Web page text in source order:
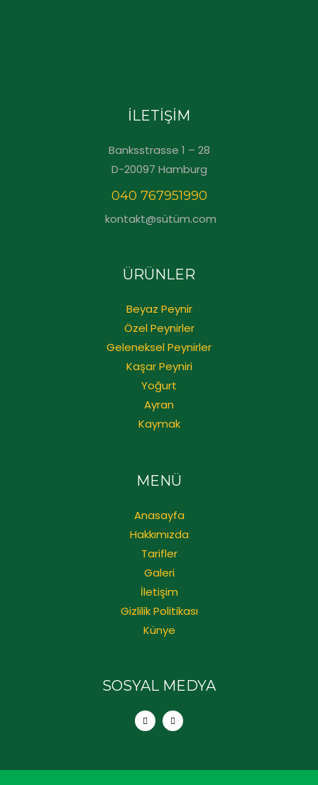
İLETİŞİM
Banksstrasse 1 – 28
D-20097 Hamburg
040 767951990
kontakt@sütüm.com
ÜRÜNLER
Beyaz Peynir
Özel Peynirler
Geleneksel Peynirler
Kaşar Peyniri
Yoğurt
Ayran
Kaymak
MENÜ
Anasayfa
Hakkımızda
Tarifler
Galeri
İletişim
Gizlilik Politikası
Künye
SOSYAL MEDYA